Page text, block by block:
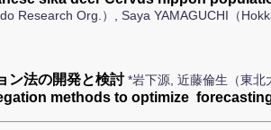
Research Org.）, Saya YAMAGUCHI（
ン法の開発と検討 *岩下源, 近藤倫生（東北
methods to optimize